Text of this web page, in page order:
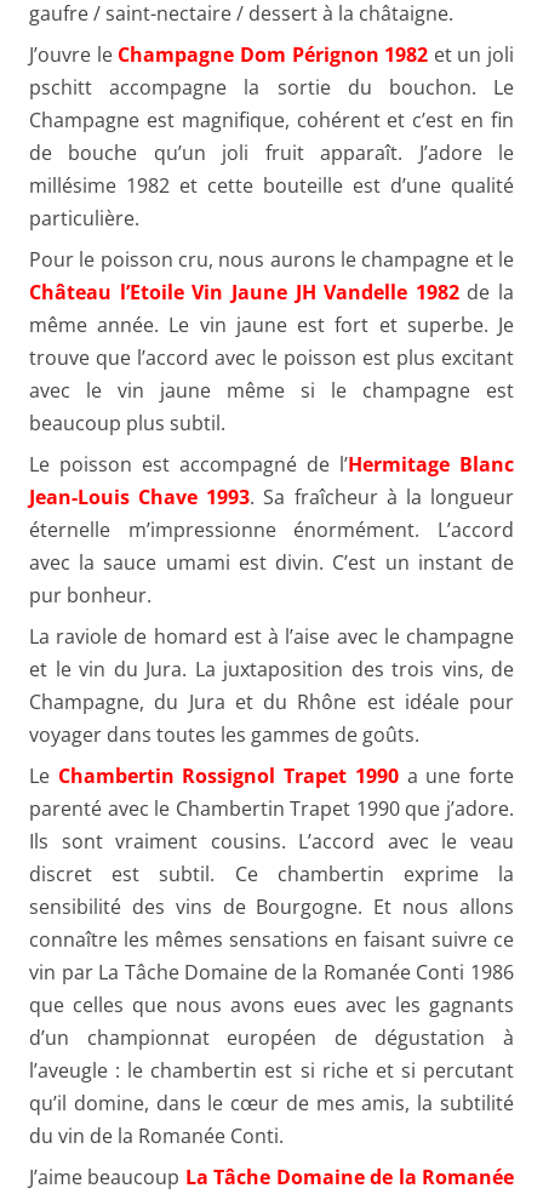
gaufre / saint-nectaire / dessert à la châtaigne.
J’ouvre le Champagne Dom Pérignon 1982 et un joli
pschitt accompagne la sortie du bouchon. Le
Champagne est magnifique, cohérent et c’est en fin
de bouche qu’un joli fruit apparaît. J’adore le
millésime 1982 et cette bouteille est d’une qualité
particulière.
Pour le poisson cru, nous aurons le champagne et le
Château l’Etoile Vin Jaune JH Vandelle 1982de la
même année. Le vin jaune est fort et superbe. Je
trouve que l’accord avec le poisson est plus excitant
avec le vin jaune même si le champagne est
beaucoup plus subtil.
Le poisson est accompagné de l’Hermitage Blanc
Jean-Louis Chave 1993. Sa fraîcheur à la longueur
éternelle m’impressionne énormément. L’accord
avec la sauce umami est divin. C’est un instant de
pur bonheur.
La raviole de homard est à l’aise avec le champagne
et le vin du Jura. La juxtaposition des trois vins, de
Champagne, du Jura et du Rhône est idéale pour
voyager dans toutes les gammes de goûts.
Le Chambertin Rossignol Trapet 1990a une forte
parenté avec le Chambertin Trapet 1990 que j’adore.
Ils sont vraiment cousins. L’accord avec le veau
discret est subtil. Ce chambertin exprime la
sensibilité des vins de Bourgogne. Et nous allons
connaître les mêmes sensations en faisant suivre ce
vin par La Tâche Domaine de la Romanée Conti 1986
que celles que nous avons eues avec les gagnants
d’un championnat européen de dégustation à
l’aveugle : le chambertin est si riche et si percutant
qu’il domine, dans le cœur de mes amis, la subtilité
du vin de la Romanée Conti.
J’aime beaucoup La Tâche Domaine de la Romanée